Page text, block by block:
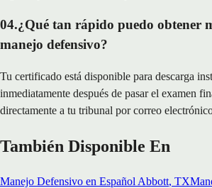
04.¿Qué tan rápido puedo obtener
manejo defensivo?
Tu certificado está disponible para descarga
inmediatamente después de pasar el examen
directamente a tu tribunal por correo
También Disponible En
Manejo Defensivo en Español Abbott, TX